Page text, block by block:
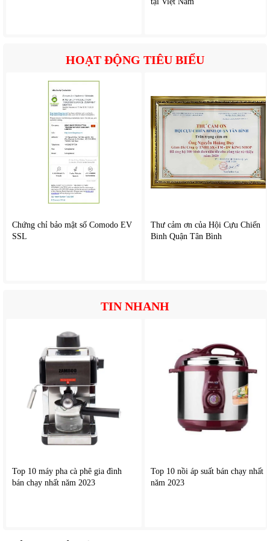
Booster để tăng công suất, giúp đun sôi nước hay nấu món
Hẹn giờ nấu thông minh – Rảnh tay tuyệt đối
Tính năng hẹn giờ tự động cho phép bạn cài đặt thời gian
nấu cho từng vùng bếp. Khi hết giờ, bếp tự động tắt, tránh
cháy khét thức ăn và đảm bảo an toàn tối đa cho người
dùng bận rộn.
Khóa trẻ em và chống tràn – An toàn tuyệt đối
Bếp đôi điện từ lắp âm
này được trang bị hệ thống khóa an
toàn trẻ em (Child Lock), tự động ngắt khi quá nhiệt hoặc
khi nước tràn lên bảng điều khiển, giúp bảo vệ toàn diện cho
người sử dụng và thiết bị.
HOẠT ĐỘNG TIÊU BIỂU
Chứng chỉ bảo mật số Comodo EV
SSL
Thư cảm ơn của Hội Cựu Chiến
Binh Quận Tân Bình
TIN NHANH
Top 10 máy pha cà phê gia đình
bán chạy nhất năm 2023
Top 10 nồi áp suất bán chạy nhất
năm 2023